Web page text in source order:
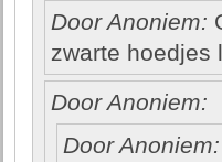
Door Anoniem:
zwarte hoedjes
Door Anoniem:
Door Anoniem: